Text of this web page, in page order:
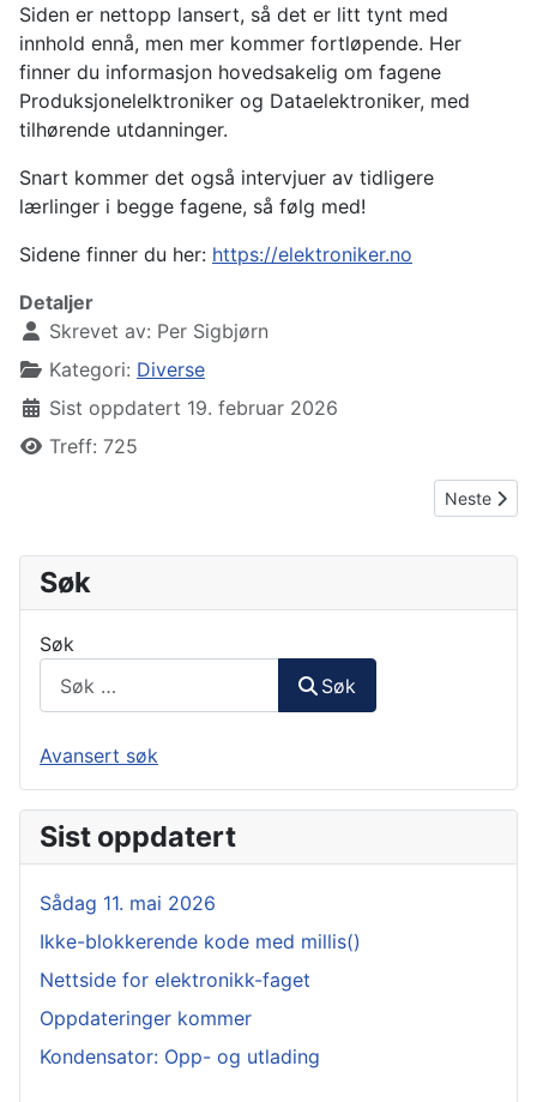
Siden er nettopp lansert, så det er litt tynt med
innhold ennå, men mer kommer fortløpende. Her
finner du informasjon hovedsakelig om fagene
Produksjonelelktroniker og Dataelektroniker, med
tilhørende utdanninger.
Snart kommer det også intervjuer av tidligere
lærlinger i begge fagene, så følg med!
Sidene finner du her: https://elektroniker.no
Detaljer
Skrevet av: Per Sigbjørn
Kategori: Diverse
Sist oppdatert 19. februar 2026
Treff: 725
Neste
Neste
Søk
Søk
Søk
Avansert søk
Sist oppdatert
Sådag 11. mai 2026
Ikke-blokkerende kode med millis()
Nettside for elektronikk-faget
Oppdateringer kommer
Kondensator: Opp- og utlading